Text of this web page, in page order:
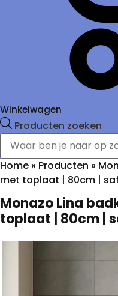
Winkelwagen
Producten zoeken
Home » Producten »
met toplaat | 80cm |
Monazo Lina
toplaat | 80cm |